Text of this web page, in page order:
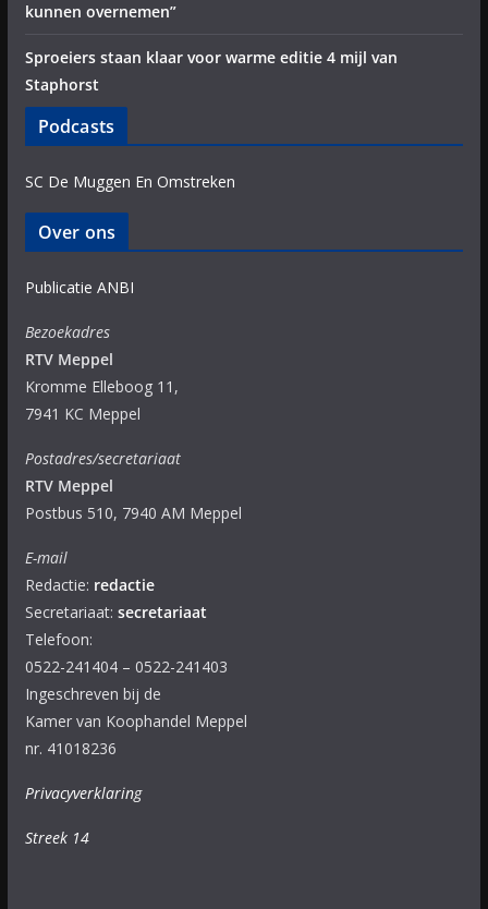
kunnen overnemen”
Sproeiers staan klaar voor warme editie 4 mijl van
Staphorst
Podcasts
SC De Muggen En Omstreken
Over ons
Publicatie ANBI
Bezoekadres
RTV Meppel
Kromme Elleboog 11,
7941 KC Meppel
Postadres/secretariaat
RTV Meppel
Postbus 510, 7940 AM Meppel
E-mail
Redactie: redactie
Secretariaat: secretariaat
Telefoon:
0522-241404 – 0522-241403
Ingeschreven bij de
Kamer van Koophandel Meppel
nr. 41018236
Privacyverklaring
Streek 14